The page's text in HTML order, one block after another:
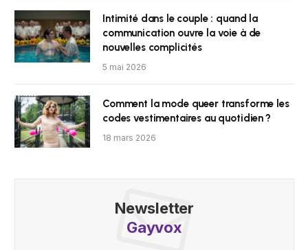
Intimité dans le couple : quand la
communication ouvre la voie à de
nouvelles complicités
5 mai 2026
Comment la mode queer transforme les
codes vestimentaires au quotidien ?
18 mars 2026
Newsletter
Gayvox